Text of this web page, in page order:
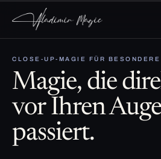
CLOSE-UP-MAGIE FÜR BESONDERE
Magie, die
vor Ihren
passiert.